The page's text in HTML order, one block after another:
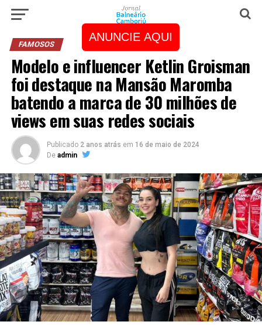
ANUNCIE AQUI
FAMOSOS
Modelo e influencer Ketlin Groisman
foi destaque na Mansão Maromba
batendo a marca de 30 milhões de
views em suas redes sociais
Publicado 2 anos atrás em 16 de maio de 2024
De admin